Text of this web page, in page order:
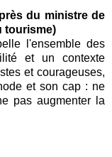
du ministre de
tourisme)
l'ensemble des
et un contexte
et courageuses,
et son cap : ne
pas augmenter la